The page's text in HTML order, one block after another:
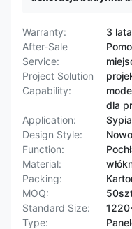
Warranty:
3 lata
After-Sale
Service:
Project Solution
Capability:
dla
Application:
Design Style:
Function:
Material:
Packing:
MOQ:
Standard Size:
Type: